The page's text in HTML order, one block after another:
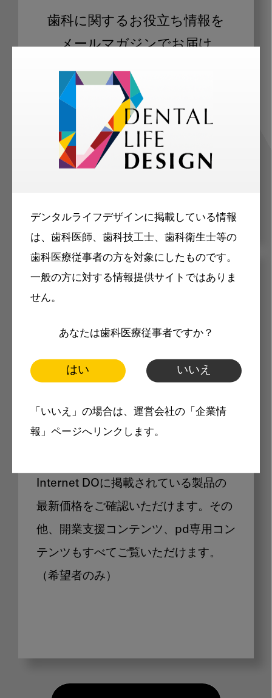
デンタルライフデザインに掲載している情報
は、歯科医師、歯科技工士、歯科衛生士等の
歯科医療従事者の方を対象にしたものです。
一般の方に対する情報提供サイトではありま
せん。
あなたは歯科医療従事者ですか？
はい いいえ
「いいえ」の場合は、運営会社の「企業情
報」ページへリンクします。
歯科に関するお役立ち情報を
メールマガジンでお届け
ご登録いただいた職種（歯科医師、歯
科衛生士、歯科技工士）に合わせた内
容のメールマガジンをお届けします。
メリット
製品価格も閲覧可能
Internet DOに掲載されている製品の
最新価格をご確認いただけます。その
他、開業支援コンテンツ、pd専用コン
テンツもすべてご覧いただけます。
（希望者のみ）